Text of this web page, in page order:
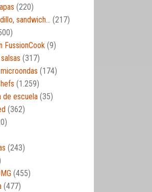
(220)
sandwich… (217)
FussionCook (9)
(317)
(174)
(1.259)
de escuela (35)
(362)
(243)
(455)
(477)